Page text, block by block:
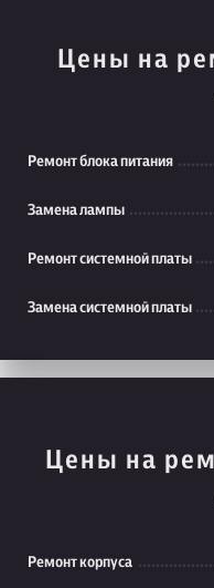
Цены на
Ремонт блока питания
Замена лампы
Ремонт системной платы
Замена системной платы
Цены на
Ремонт корпуса